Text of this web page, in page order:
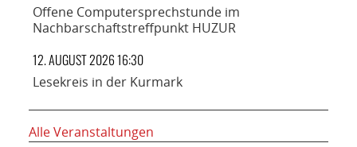
Offene Computersprechstunde im
Nachbarschaftstreffpunkt HUZUR
12. AUGUST 2026 16:30
Lesekreis in der Kurmark
Alle Veranstaltungen